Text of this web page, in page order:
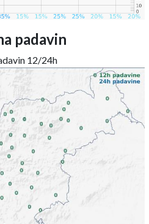
padavin
12/24h